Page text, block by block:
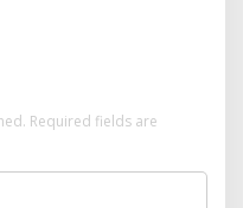
Required fields are